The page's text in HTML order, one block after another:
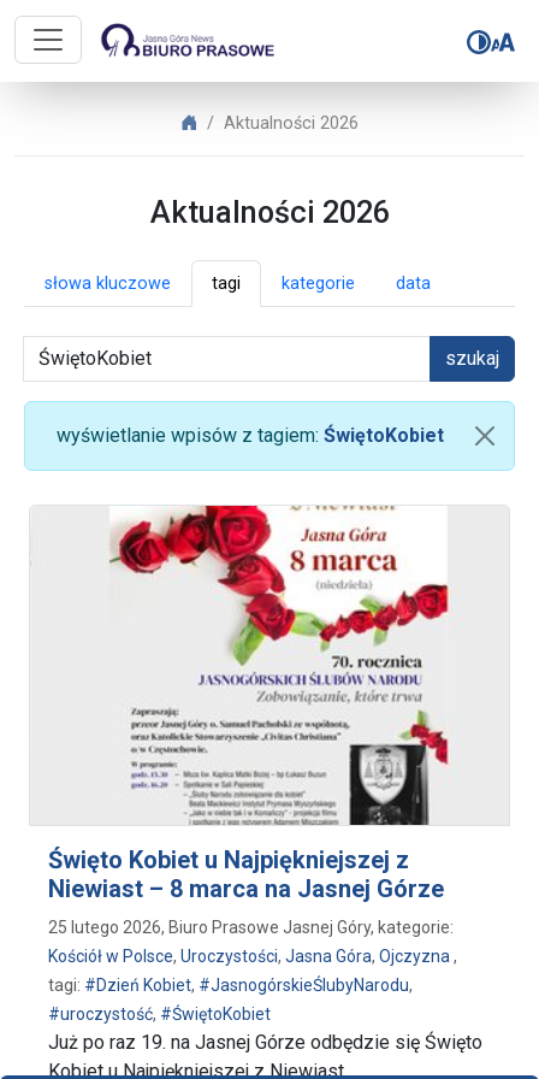
Biuro Prasowe Jasnej Góry –
Biuro Prasowe Jasnej Góry
Aktualności 2026
Aktualności 2026
słowa kluczowe tagi kategorie data
szukaj
wyświetlanie wpisów z tagiem: ŚwiętoKobiet
Święto Kobiet u Najpiękniejszej z
Niewiast – 8 marca na Jasnej Górze
25 lutego 2026, Biuro Prasowe Jasnej Góry, kategorie:
Kościół w Polsce, Uroczystości, Jasna Góra, Ojczyzna,
tagi: #Dzień Kobiet, #JasnogórskieŚlubyNarodu,
#uroczystość, #ŚwiętoKobiet
Już po raz 19. na Jasnej Górze odbędzie się Święto
Kobiet u Najpiękniejszej z Niewiast. …